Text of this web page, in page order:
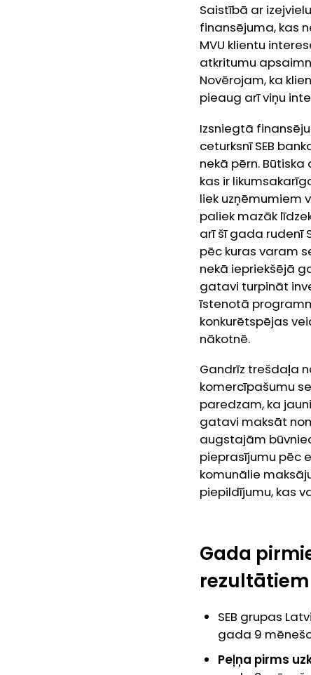
Saistībā ar
finansējuma, kas
MVU klientu
atkritumu
Novērojam, ka
pieaug arī viņu
Izsniegtā
ceturksnī SEB
nekā pērn.
kas ir
liek uzņēmumiem
paliek mazāk
arī šī gada rudenī
pēc kuras varam
nekā iepriekšējā
gatavi turpināt
īstenotā
konkurētspējas
nākotnē.
Gandrīz trešdaļa
komercīpašumu
paredzam, ka
gatavi maksāt
augstajām
pieprasījumu pēc
komunālie
piepildījumu, kas
Gada
rezultātiem
SEB grupas
gada 9
Peļņa pirms